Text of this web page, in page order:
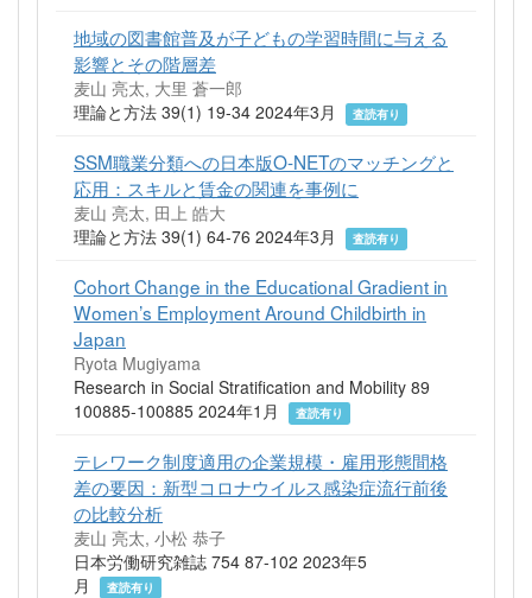
地域の図書館普及が子どもの学習時間に与える
影響とその階層差
麦山 亮太, 大里 蒼一郎
理論と方法 39(1) 19-34 2024年3月
査読有り
SSM職業分類への日本版O-NETのマッチングと
応用：スキルと賃金の関連を事例に
麦山 亮太, 田上 皓大
理論と方法 39(1) 64-76 2024年3月
査読有り
Cohort Change in the Educational Gradient in
Women’s Employment Around Childbirth in
Japan
Ryota Mugiyama
Research in Social Stratification and Mobility 89
100885-100885 2024年1月
査読有り
テレワーク制度適用の企業規模・雇用形態間格
差の要因：新型コロナウイルス感染症流行前後
の比較分析
麦山 亮太, 小松 恭子
日本労働研究雑誌 754 87-102 2023年5
月
査読有り